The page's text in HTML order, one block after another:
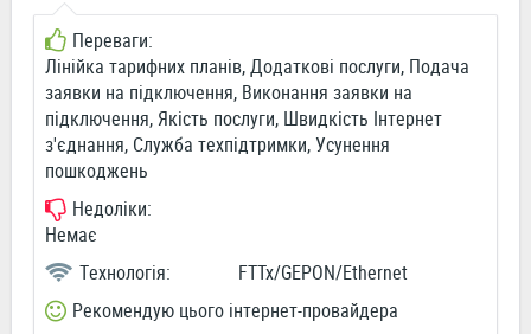
Переваги:
Лінійка тарифних планів, Додаткові послуги, Подача
заявки на підключення, Виконання заявки на
підключення, Якість послуги, Швидкість Інтернет
з'єднання, Служба техпідтримки, Усунення
пошкоджень
Недоліки:
Немає
Технологія:
FTTx/GEPON/Ethernet
Рекомендую цього інтернет-провайдера